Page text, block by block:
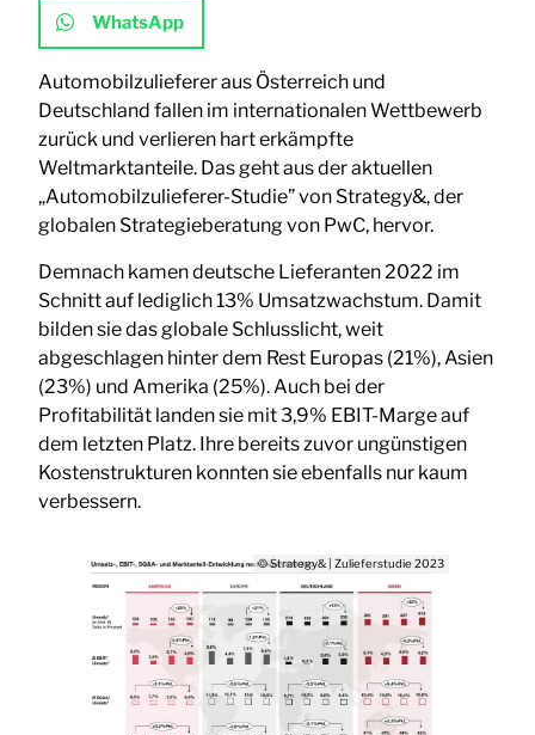
WhatsApp
Automobilzulieferer aus Österreich und
Deutschland fallen im internationalen Wettbewerb
zurück und verlieren hart erkämpfte
Weltmarktanteile. Das geht aus der aktuellen
„Automobilzulieferer-Studie” von Strategy&, der
globalen Strategieberatung von PwC, hervor.
Demnach kamen deutsche Lieferanten 2022 im
Schnitt auf lediglich 13% Umsatzwachstum. Damit
bilden sie das globale Schlusslicht, weit
abgeschlagen hinter dem Rest Europas (21%), Asien
(23%) und Amerika (25%). Auch bei der
Profitabilität landen sie mit 3,9% EBIT-Marge auf
dem letzten Platz. Ihre bereits zuvor ungünstigen
Kostenstrukturen konnten sie ebenfalls nur kaum
verbessern.
© Strategy& | Zulieferstudie 2023